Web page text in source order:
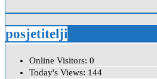
posjetitelji
Online Visitors: 0
Today's Views: 144